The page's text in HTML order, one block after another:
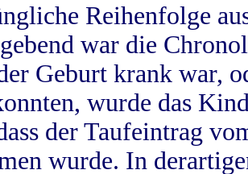
Reihenfolge
war die
Geburt krank war,
wurde das
der Taufeintrag
wurde. In